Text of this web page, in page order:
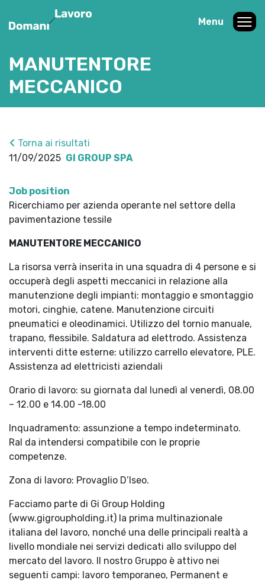
Menu
MANUTENTORE
MECCANICO
Torna ai risultati
11/09/2025 GI GROUP SPA
Job position
Ricerchiamo per azienda operante nel settore della
pavimentazione tessile
MANUTENTORE MECCANICO
La risorsa verrà inserita in una squadra di 4 persone e si
occuperà degli aspetti meccanici in relazione alla
manutenzione degli impianti: montaggio e smontaggio
motori, cinghie, catene. Manutenzione circuiti
pneumatici e oleodinamici. Utilizzo del tornio manuale,
trapano, flessibile. Saldatura ad elettrodo. Assistenza
interventi ditte esterne: utilizzo carrello elevatore, PLE.
Assistenza ad elettricisti aziendali
Orario di lavoro: su giornata dal lunedì al venerdì, 08.00
– 12.00 e 14.00 -18.00
Inquadramento: assunzione a tempo indeterminato.
Ral da intendersi compatibile con le proprie
competenze.
Zona di lavoro: Provaglio D’Iseo.
Facciamo parte di Gi Group Holding
(www.gigroupholding.it) la prima multinazionale
italiana del lavoro, nonché una delle principali realtà a
livello mondiale nei servizi dedicati allo sviluppo del
mercato del lavoro. Il nostro Gruppo è attivo nei
seguenti campi: lavoro temporaneo, Permanent e